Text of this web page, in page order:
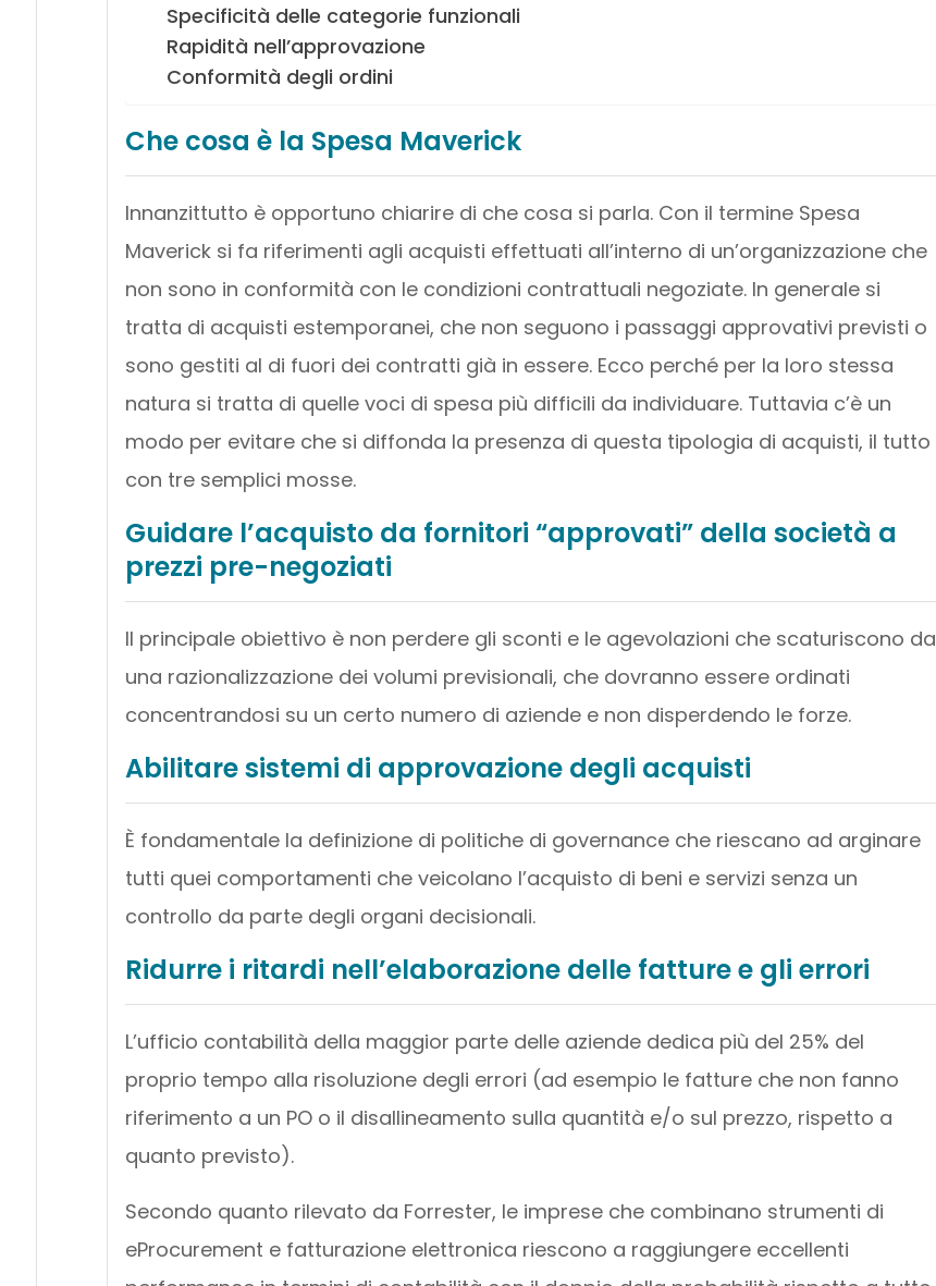
Specificità delle categorie funzionali
Rapidità nell’approvazione
Conformità degli ordini
Che cosa è la Spesa Maverick
Innanzittutto è opportuno chiarire di che cosa si parla. Con il termine Spesa
Maverick si fa riferimenti agli acquisti effettuati all’interno di un’organizzazione che
non sono in conformità con le condizioni contrattuali negoziate. In generale si
tratta di acquisti estemporanei, che non seguono i passaggi approvativi previsti o
sono gestiti al di fuori dei contratti già in essere. Ecco perché per la loro stessa
natura si tratta di quelle voci di spesa più difficili da individuare. Tuttavia c’è un
modo per evitare che si diffonda la presenza di questa tipologia di acquisti, il tutto
con tre semplici mosse.
Guidare l’acquisto da fornitori “approvati” della società a
prezzi pre-negoziati
Il principale obiettivo è non perdere gli sconti e le agevolazioni che scaturiscono da
una razionalizzazione dei volumi previsionali, che dovranno essere ordinati
concentrandosi su un certo numero di aziende e non disperdendo le forze.
Abilitare sistemi di approvazione degli acquisti
È fondamentale la definizione di politiche di governance che riescano ad arginare
tutti quei comportamenti che veicolano l’acquisto di beni e servizi senza un
controllo da parte degli organi decisionali.
Ridurre i ritardi nell’elaborazione delle fatture e gli errori
L’ufficio contabilità della maggior parte delle aziende dedica più del 25% del
proprio tempo alla risoluzione degli errori (ad esempio le fatture che non fanno
riferimento a un PO o il disallineamento sulla quantità e/o sul prezzo, rispetto a
quanto previsto).
Secondo quanto rilevato da Forrester, le imprese che combinano strumenti di
eProcurement e fatturazione elettronica riescono a raggiungere eccellenti